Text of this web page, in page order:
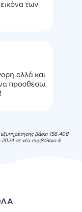
των
αλλά και
προσθέσω
βάσει 156.408
2024 σε νέα συμβόλαια &